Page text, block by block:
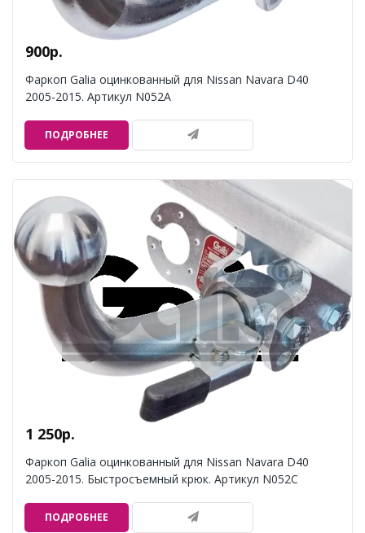
900р.
Фаркоп Galia оцинкованный для Nissan Navara D40
2005-2015. Артикул N052A
ПОДРОБНЕЕ
1 250р.
Фаркоп Galia оцинкованный для Nissan Navara D40
2005-2015. Быстросъемный крюк. Артикул N052C
ПОДРОБНЕЕ